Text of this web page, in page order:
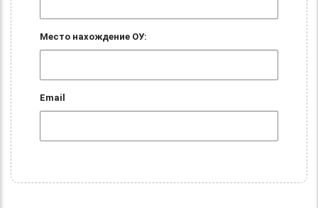
Место нахождение ОУ:
Email